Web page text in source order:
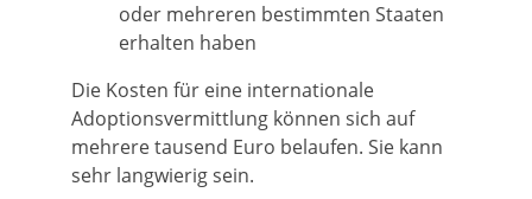
oder mehreren bestimmten Staaten
erhalten haben
Die Kosten für eine internationale
Adoptionsvermittlung können sich auf
mehrere tausend Euro belaufen. Sie kann
sehr langwierig sein.